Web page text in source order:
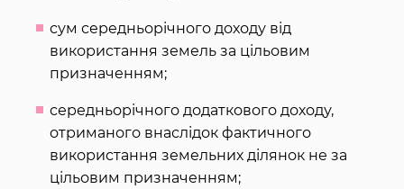
сум середньорічного доходу від
використання земель за цільовим
призначенням;
середньорічного додаткового доходу,
отриманого внаслідок фактичного
використання земельних ділянок не за
цільовим призначенням;